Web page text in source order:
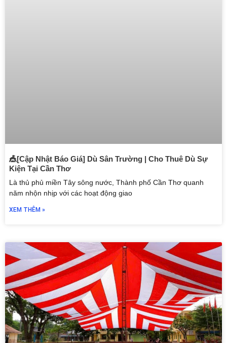
🎪[Cập Nhật Báo Giá] Dù Sân Trường | Cho Thuê Dù Sự
Kiện Tại Cần Thơ
Là thủ phủ miền Tây sông nước, Thành phố Cần Thơ quanh
năm nhộn nhịp với các hoạt động giao
XEM THÊM »